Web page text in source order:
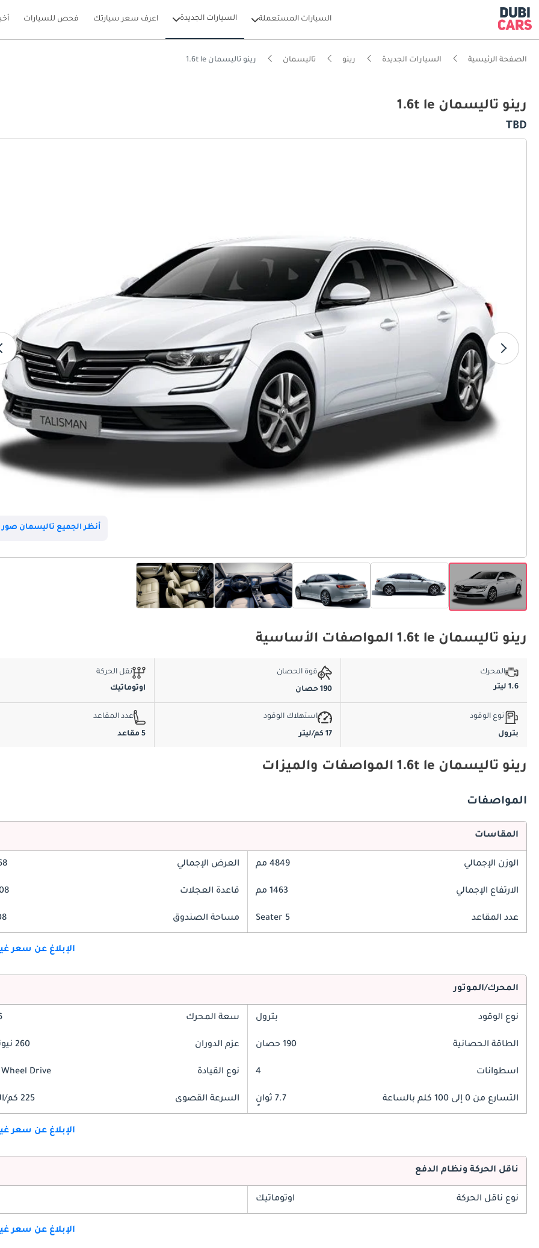
السيارات المستعملة السيارات الجديدة اعرف سعر سيارتك فحص للسيارات
الصفحة الرئيسية السيارات الجديدة رينو تاليسمان رينو تاليسمان 1.6t le
رينو تاليسمان 1.6t le
TBD
أنظر الجميع تاليسمان صور
رينو تاليسمان 1.6t le المواصفات الأساسية
المحرك
1.6 ليتر
قوة الحصان
190 حصان
نقل الحركة
اوتوماتيك
نوع الوقود
بترول
استهلاك الوقود
17 كم/ليتر
عدد المقاعد
5 مقاعد
رينو تاليسمان 1.6t le المواصفات والميزات
المواصفات
المقاسات
الوزن الإجمالي 4849 مم العرض الإجمالي
الارتفاع الإجمالي 1463 مم قاعدة العجلات
عدد المقاعد 5 Seater مساحة الصندوق
الإبلاغ عن سعر
المحرك/الموتور
نوع الوقود بترول سعة المحرك
الطاقة الحصانية 190 حصان عزم الدوران 260 نيوتن-متر
اسطوانات 4 نوع القيادة Drive
التسارع من 0 إلى 100 كلم بالساعة 7.7 ثوانٍ السرعة القصوى 225 كم/الساعة
الإبلاغ عن سعر
ناقل الحركة ونظام الدفع
نوع ناقل الحركة اوتوماتيك
الإبلاغ عن سعر